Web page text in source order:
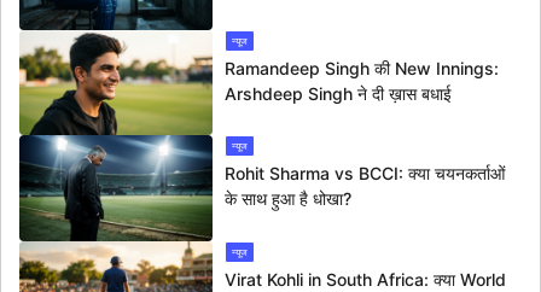
न्यूज
Ramandeep Singh की New Innings:
Arshdeep Singh ने दी ख़ास बधाई
न्यूज
Rohit Sharma vs BCCI: क्या चयनकर्ताओं
के साथ हुआ है धोखा?
न्यूज
Virat Kohli in South Africa: क्या World